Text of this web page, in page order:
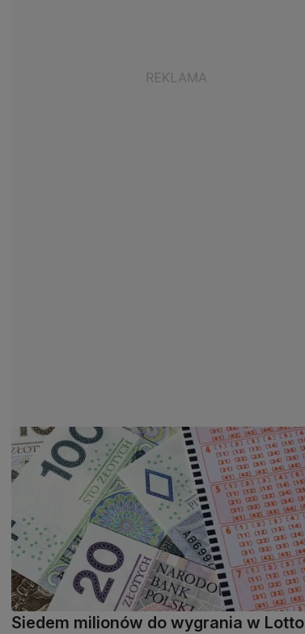
Siedem milionów do wygrania w Lotto